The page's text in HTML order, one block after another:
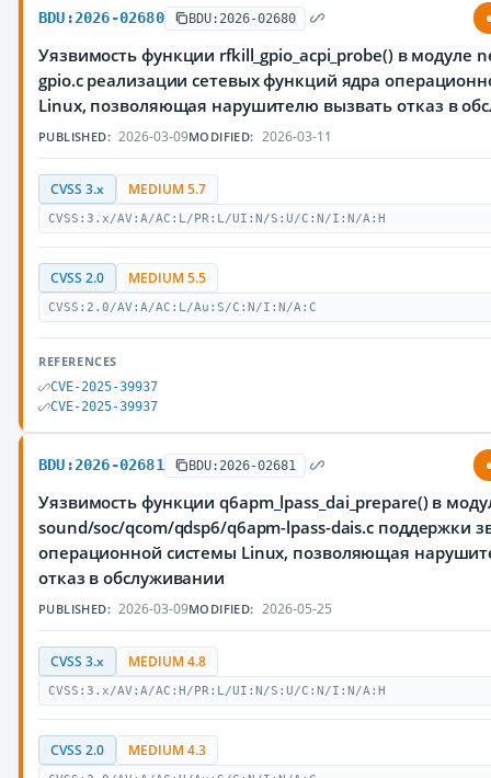
BDU:2026-02680 BDU:2026-02680
Уязвимость функции rfkill_gpio_acpi_probe() в модуле
gpio.c реализации сетевых функций ядра
Linux, позволяющая нарушителю вызвать отказ в
PUBLISHED: 2026-03-09MODIFIED: 2026-03-11
CVSS 3.x MEDIUM 5.7
CVSS:3.x/AV:A/AC:L/PR:L/UI:N/S:U/C:N/I:N/A:H
CVSS 2.0 MEDIUM 5.5
CVSS:2.0/AV:A/AC:L/Au:S/C:N/I:N/A:C
REFERENCES
CVE-2025-39937
CVE-2025-39937
BDU:2026-02681 BDU:2026-02681
Уязвимость функции q6apm_lpass_dai_prepare() в
sound/soc/qcom/qdsp6/q6apm-lpass-dais.c поддержки
операционной системы Linux, позволяющая
отказ в обслуживании
PUBLISHED: 2026-03-09MODIFIED: 2026-05-25
CVSS 3.x MEDIUM 4.8
CVSS:3.x/AV:A/AC:H/PR:L/UI:N/S:U/C:N/I:N/A:H
CVSS 2.0 MEDIUM 4.3